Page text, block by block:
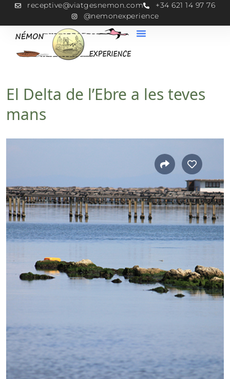
receptive@viatgesnemon.com
+34 621 14 97 76
@nemonexperience
El Delta de l’Ebre a les teves
mans